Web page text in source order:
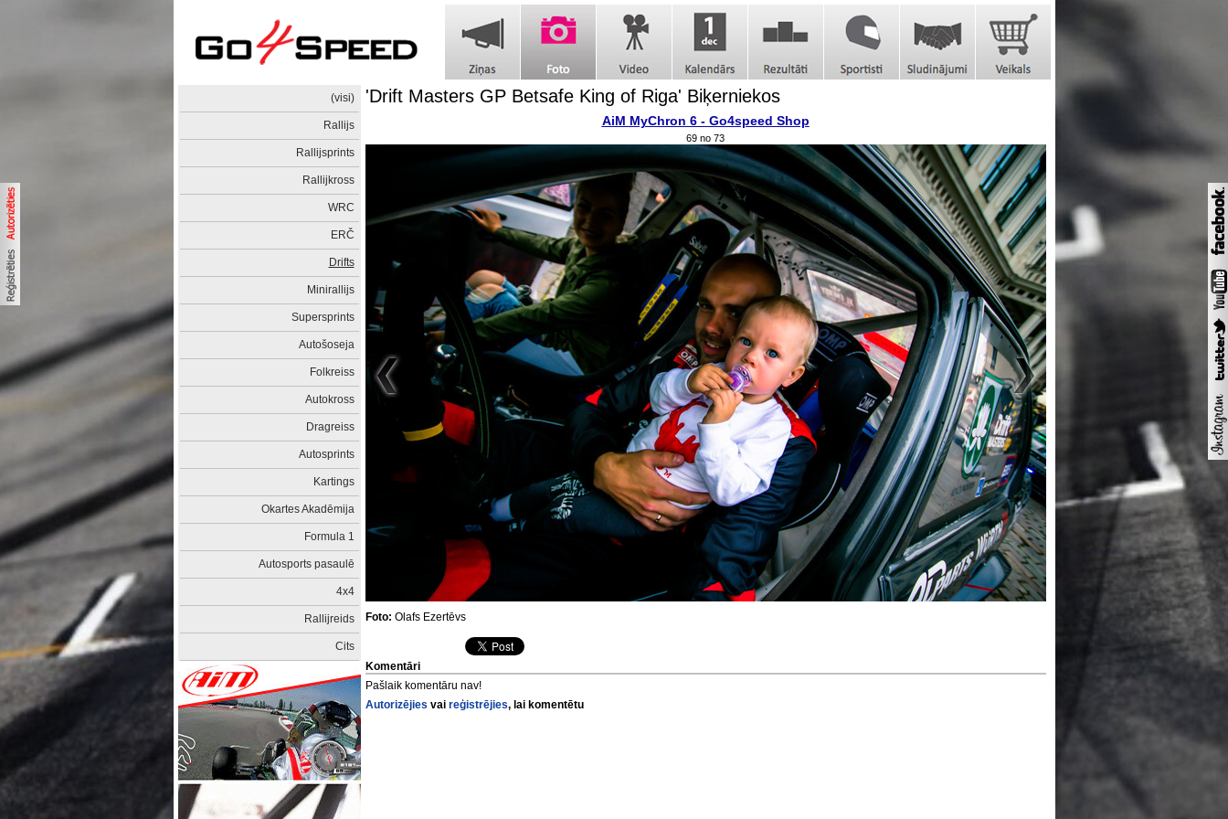
(visi)
Rallijs
Rallijsprints
Rallijkross
WRC
ERČ
Drifts
Minirallijs
Supersprints
Autošoseja
Folkreiss
Autokross
Dragreiss
Autosprints
Kartings
Okartes Akadēmija
Formula 1
Autosports pasaulē
4x4
Rallijreids
Cits
'Drift Masters GP Betsafe King of Riga' Biķerniekos
AiM MyChron 6 - Go4speed Shop
69 no 73
Foto: Olafs Ezertēvs
Komentāri
Pašlaik komentāru nav!
Autorizējies vai reģistrējies, lai komentētu